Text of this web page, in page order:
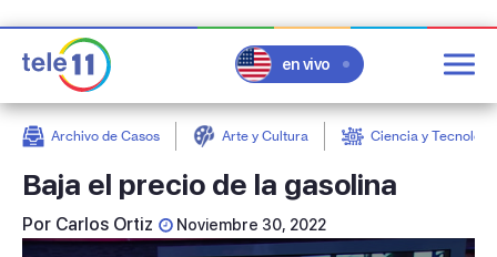
en vivo
Archivo de Casos Arte y Cultura Ciencia y
Baja el precio de la gasolina
Por Carlos Ortiz Noviembre 30, 2022
post